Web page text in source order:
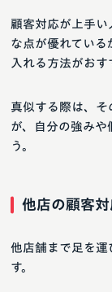
顧客対応が上手い
な点が優れている
入れる方法がおす
真似する際は、そ
が、自分の強みや
う。
他店の顧客
他店舗まで足を運
す。